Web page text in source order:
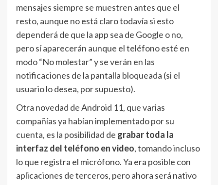
mensajes siempre se muestren antes que el
resto, aunque no está claro todavía si esto
dependerá de que la app sea de Google o no,
pero sí aparecerán aunque el teléfono esté en
modo “No molestar” y se verán en las
notificaciones de la pantalla bloqueada (si el
usuario lo desea, por supuesto).
Otra novedad de Android 11, que varias
compañías ya habían implementado por su
cuenta, es la posibilidad de grabar toda la
interfaz del teléfono en video, tomando incluso
lo que registra el micrófono. Ya era posible con
aplicaciones de terceros, pero ahora será nativo